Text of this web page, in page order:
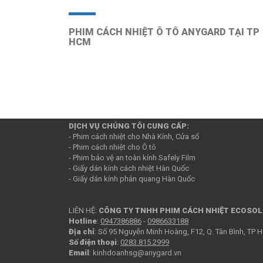
PHIM CÁCH NHIỆT Ô TÔ ANYGARD TẠI TP
HCM
DỊCH VỤ CHÚNG TÔI CUNG CẤP:
- Phim cách nhiệt cho Nhà Kính, Cửa sổ
- Phim cách nhiệt cho Ô tô
- Phim bảo vệ an toàn kính Safely Film
- Giấy dán kính cách nhiệt Hàn Quốc
- Giấy dán kính phản quang Hàn Quốc
LIÊN HỆ: CÔNG TY TNHH PHIM CÁCH NHIỆT
Hotline: 0947386886 - 0986633188
Địa chỉ: Số 95 Nguyễn Minh Hoàng, F12, Q. Tân Bình, TP
Số điện thoại: 0283.815.2999
Email : kinhdoanhsg@anygard.vn